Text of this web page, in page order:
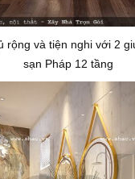
rộng và tiện nghi với 2
sạn Pháp 12 tầng